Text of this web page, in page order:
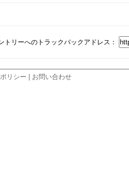
トリーへのトラックバックアドレス：
リシー お問い合わせ